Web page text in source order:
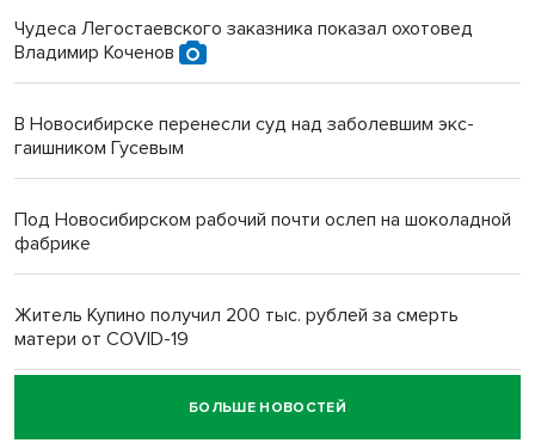
Чудеса Легостаевского заказника показал охотовед
Владимир Коченов
В Новосибирске перенесли суд над заболевшим экс-
гаишником Гусевым
Под Новосибирском рабочий почти ослеп на шоколадной
фабрике
Житель Купино получил 200 тыс. рублей за смерть
матери от COVID-19
Новосибирский суд наказал водителя за смерть
пенсионерки на вокзале
БОЛЬШЕ НОВОСТЕЙ